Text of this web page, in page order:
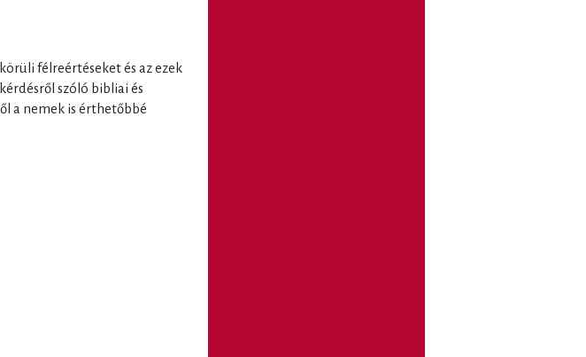
félreértéseket és az ezek
szóló bibliai és
a nemek is érthetőbbé